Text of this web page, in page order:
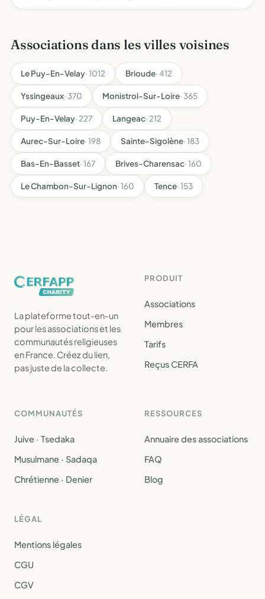
Associations dans les villes voisines
Le Puy-En-Velay· 1012 Brioude· 412
Yssingeaux· 370 Monistrol-Sur-Loire· 365
Puy-En-Velay· 227 Langeac· 212
Aurec-Sur-Loire· 198 Sainte-Sigolène· 183
Bas-En-Basset· 167 Brives-Charensac· 160
Le Chambon-Sur-Lignon· 160 Tence· 153
La plateforme tout-en-un
pour les associations et les
communautés religieuses
en France. Créez du lien,
pas juste de la collecte.
PRODUIT
Associations
Membres
Tarifs
Reçus CERFA
COMMUNAUTÉS
Juive · Tsedaka
Musulmane · Sadaqa
Chrétienne · Denier
RESSOURCES
Annuaire des associations
FAQ
Blog
LÉGAL
Mentions légales
CGU
CGV